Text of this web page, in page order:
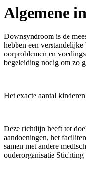
Algemene
Downsyndroom is de
hebben een
oorproblemen en
begeleiding nodig om zo
Het exacte aantal
Deze richtlijn heeft tot
aandoeningen, het
samen met andere
ouderorganisatie